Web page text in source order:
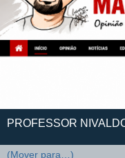
PROFESSOR